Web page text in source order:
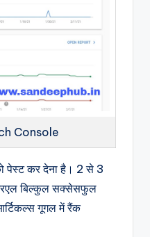
Console
पेस्ट कर देना है। 2 से 3
बिल्कुल सक्सेसफुल
गूगल में रैंक